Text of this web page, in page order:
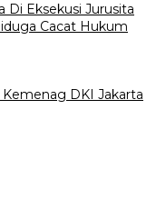
Di Eksekusi Jurusita
Cacat Hukum
DKI Jakarta